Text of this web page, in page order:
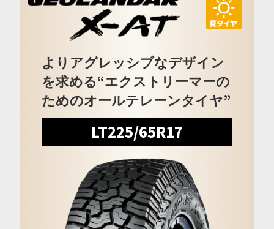
よりアグレッシブなデザイン
を求める“エクストリーマーの
ためのオールテレーンタイヤ”
LT225/65R17